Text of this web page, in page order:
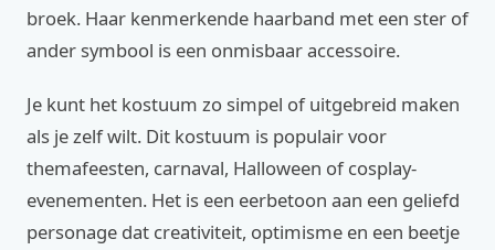
broek. Haar kenmerkende haarband met een ster of
ander symbool is een onmisbaar accessoire.
Je kunt het kostuum zo simpel of uitgebreid maken
als je zelf wilt. Dit kostuum is populair voor
themafeesten, carnaval, Halloween of cosplay-
evenementen. Het is een eerbetoon aan een geliefd
personage dat creativiteit, optimisme en een beetje